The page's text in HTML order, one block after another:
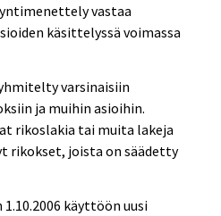
vastaa
käsittelyssä voimassa
varsinaisiin
ja muihin asioihin.
rikoslakia tai muita lakeja
rikokset, joista on säädetty
käyttöön uusi